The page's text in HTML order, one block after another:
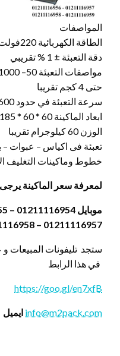
المواصفات
الطاقة الكهربائية 220فولت ، 500 وات تقريبي
دقة التعبئة ± 1 % تقريبي
حتى 4 كجم تقريبا
سرعة التعبئة في حدود 600 الي 700 كيس / الساعه تقريبا
ابعاد الماكينة 60 * 60 * 185 سم تقريبي
الوزن 60 كيلوجرام تقريبا
تعبئة فى اكياس – عبوات –
خطوط وماكينات التغليف
لمعرفة سعر الماكينة
01211116957 – 01211116958
ستجد تليفونات المبيعات
في هذا الرابط
https://goo.gl/en7xfB
info@m2pack.com ايميل